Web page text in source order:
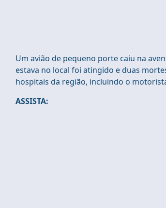
Um avião de pequeno porte caiu na
estava no local foi atingido e duas
hospitais da região, incluindo o
ASSISTA: